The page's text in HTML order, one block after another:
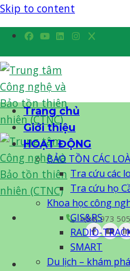
Skip to content
+(84) 973
Trang chủ
Giới thiệu
HOẠT ĐỘNG
BẢO TỒN CÁC
Tra cứu các
Tra cứu họ
Khoa học công
GIS&RS
RADIO-
SMART
Du lịch – khám phá